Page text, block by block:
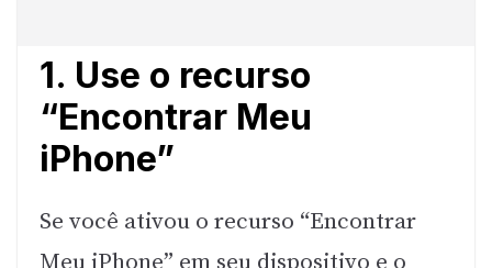
1. Use o recurso
“Encontrar Meu
iPhone”
Se você ativou o recurso “Encontrar
Meu iPhone” em seu dispositivo e o